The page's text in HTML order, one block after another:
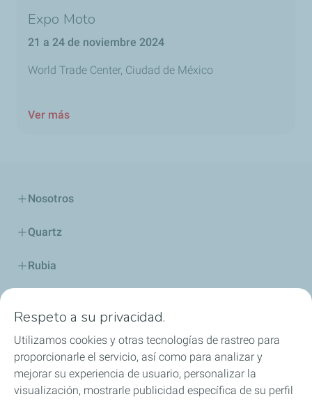
Expo Moto
21 a 24 de noviembre 2024
World Trade Center, Ciudad de México
Ver más
Nosotros
Quartz
Rubia
Lubricantes y especialidades
Distribuidores
Respeto a su privacidad.
Utilizamos cookies y otras tecnologías de rastreo para
proporcionarle el servicio, así como para analizar y
mejorar su experiencia de usuario, personalizar la
visualización, mostrarle publicidad específica de su perfil